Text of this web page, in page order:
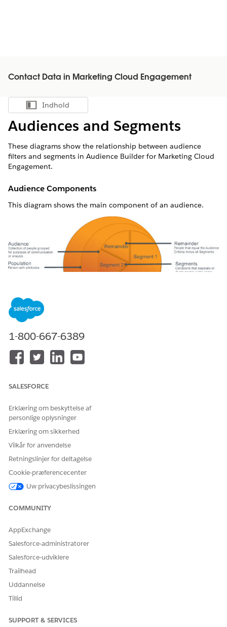
Contact Data in Marketing Cloud Engagement
Vis indholdsfortegnelse
Indhold
Audiences and Segments
These diagrams show the relationship between audience
filters and segments in Audience Builder for Marketing Cloud
Engagement.
Audience Components
This diagram shows the main component of an audience.
Segment Components and Sample Audience
Dissection
This diagram shows the basic components of a segment and
1-800-667-6389
SALESFORCE
Erklæring om beskyttelse af
personlige oplysninger
Erklæring om sikkerhed
Vilkår for anvendelse
Retningslinjer for deltagelse
Cookie-præferencecenter
Uw privacybeslissingen
COMMUNITY
AppExchange
Salesforce-administratorer
Salesforce-udviklere
Trailhead
Uddannelse
Tillid
SUPPORT & SERVICES